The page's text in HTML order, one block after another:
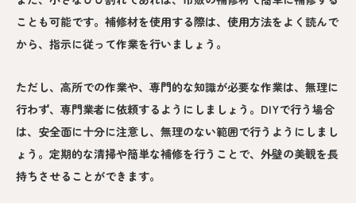
ことも可能です。補修材を使用する際は、使用方法をよく読んで
から、指示に従って作業を行いましょう。
ただし、高所での作業や、専門的な知識が必要な作業は、無理に
行わず、専門業者に依頼するようにしましょう。DIYで行う場合
は、安全面に十分に注意し、無理のない範囲で行うようにしまし
ょう。定期的な清掃や簡単な補修を行うことで、外壁の美観を長
持ちさせることができます。